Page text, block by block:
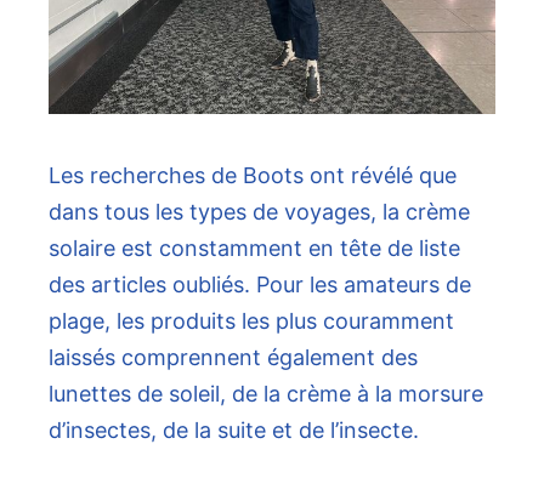
Les recherches de Boots ont révélé que
dans tous les types de voyages, la crème
solaire est constamment en tête de liste
des articles oubliés. Pour les amateurs de
plage, les produits les plus couramment
laissés comprennent également des
lunettes de soleil, de la crème à la morsure
d’insectes, de la suite et de l’insecte.